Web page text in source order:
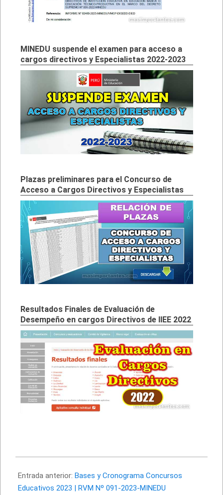
MINEDU suspende el examen para acceso a
cargos directivos y Especialistas 2022-2023
Plazas preliminares para el Concurso de
Acceso a Cargos Directivos y Especialistas
Resultados Finales de Evaluación de
Desempeño en cargos Directivos de IIEE 2022
07-
15
Entrada anterior: Bases y Cronograma Concursos
Educativos 2023 | RVM Nº 091-2023-MINEDU